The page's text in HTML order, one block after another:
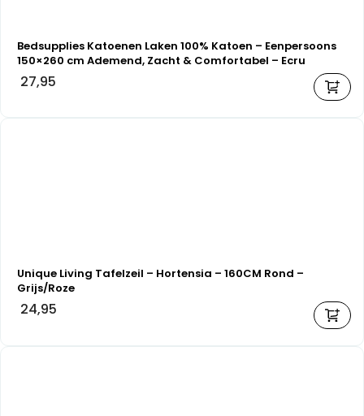
Bedsupplies Katoenen Laken 100% Katoen – Eenpersoons
150×260 cm Ademend, Zacht & Comfortabel – Ecru
27,95
Unique Living Tafelzeil – Hortensia – 160CM Rond –
Grijs/Roze
24,95